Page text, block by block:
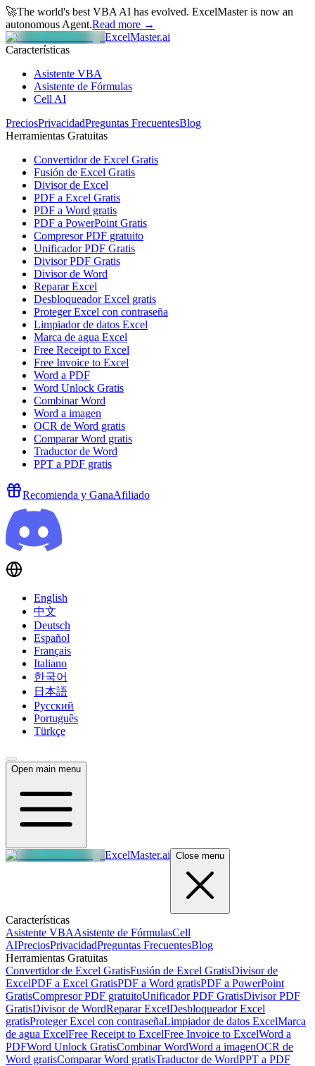
🚀The world's best VBA AI has evolved. ExcelMaster is now an
autonomous Agent.Read more →
ExcelMaster.ai
Características
Asistente VBA
Asistente de Fórmulas
Cell AI
PreciosPrivacidadPreguntas FrecuentesBlog
Herramientas Gratuitas
Convertidor de Excel Gratis
Fusión de Excel Gratis
Divisor de Excel
PDF a Excel Gratis
PDF a Word gratis
PDF a PowerPoint Gratis
Compresor PDF gratuito
Unificador PDF Gratis
Divisor PDF Gratis
Divisor de Word
Reparar Excel
Desbloqueador Excel gratis
Proteger Excel con contraseña
Limpiador de datos Excel
Marca de agua Excel
Free Receipt to Excel
Free Invoice to Excel
Word a PDF
Word Unlock Gratis
Combinar Word
Word a imagen
OCR de Word gratis
Comparar Word gratis
Traductor de Word
PPT a PDF gratis
Recomienda y GanaAfiliado
English
中文
Deutsch
Español
Français
Italiano
한국어
日本語
Русский
Português
Türkçe
Open main menu
ExcelMaster.ai Close menu
Características
Asistente VBAAsistente de FórmulasCell
AIPreciosPrivacidadPreguntas FrecuentesBlog
Herramientas Gratuitas
Convertidor de Excel GratisFusión de Excel GratisDivisor de
ExcelPDF a Excel GratisPDF a Word gratisPDF a PowerPoint
GratisCompresor PDF gratuitoUnificador PDF GratisDivisor PDF
GratisDivisor de WordReparar ExcelDesbloqueador Excel
gratisProteger Excel con contraseñaLimpiador de datos ExcelMarca
de agua ExcelFree Receipt to ExcelFree Invoice to ExcelWord a
PDFWord Unlock GratisCombinar WordWord a imagenOCR de
Word gratisComparar Word gratisTraductor de WordPPT a PDF